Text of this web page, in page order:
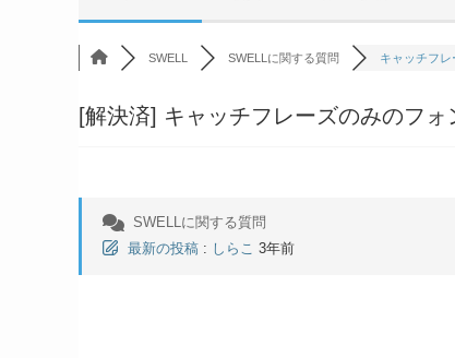
SWELL SWELLに関する質問 キャッチフレ
[解決済] キャッチフレーズのみのフォ
SWELLに関する質問
最新の投稿 : しらこ 3年前